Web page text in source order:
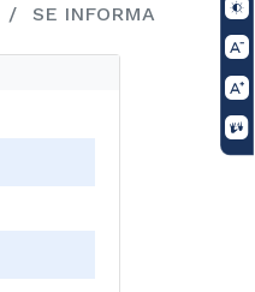
SE INFORMA